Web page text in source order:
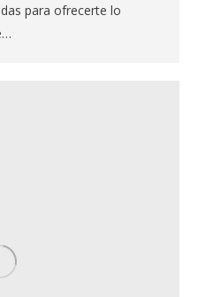
para ofrecerte lo